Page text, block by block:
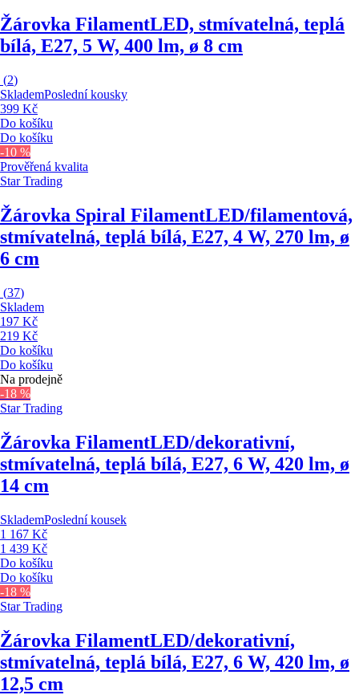
Žárovka FilamentLED, stmívatelná, teplá
bílá, E27, 5 W, 400 lm, ø 8 cm
(2)
SklademPoslední kousky
399 Kč
Do košíku
Do košíku
-10 %
Prověřená kvalita
Star Trading
Žárovka Spiral FilamentLED/filamentová,
stmívatelná, teplá bílá, E27, 4 W, 270 lm, ø
6 cm
(37)
Skladem
197 Kč
219 Kč
Do košíku
Do košíku
Na prodejně
-18 %
Star Trading
Žárovka FilamentLED/dekorativní,
stmívatelná, teplá bílá, E27, 6 W, 420 lm, ø
14 cm
SklademPoslední kousek
1 167 Kč
1 439 Kč
Do košíku
Do košíku
-18 %
Star Trading
Žárovka FilamentLED/dekorativní,
stmívatelná, teplá bílá, E27, 6 W, 420 lm, ø
12,5 cm